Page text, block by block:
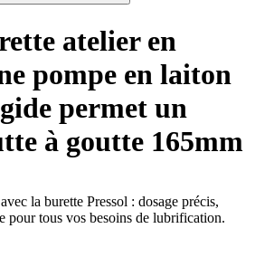
atelier en
pompe en laiton
permet un
à goutte 165mm
la burette Pressol : dosage précis,
pour tous vos besoins de lubrification.